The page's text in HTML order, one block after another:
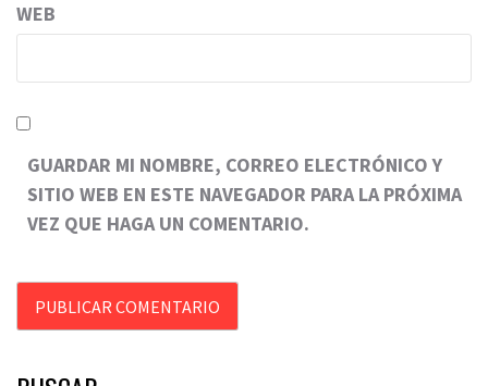
WEB
GUARDAR MI NOMBRE, CORREO ELECTRÓNICO Y
SITIO WEB EN ESTE NAVEGADOR PARA LA PRÓXIMA
VEZ QUE HAGA UN COMENTARIO.